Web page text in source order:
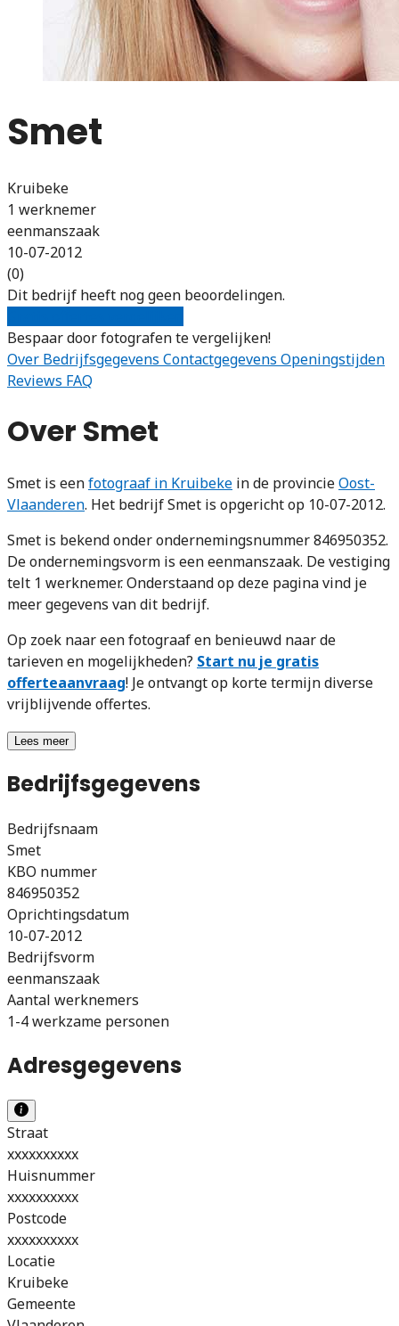
Smet
Kruibeke
1 werknemer
eenmanszaak
10-07-2012
(0)
Dit bedrijf heeft nog geen beoordelingen.
Bespaar door fotografen te vergelijken!
Over Bedrijfsgegevens Contactgegevens Openingstijden
Reviews FAQ
Over Smet
Smet is eenfotograaf in Kruibeke in de provincieOost-
Vlaanderen. Het bedrijf Smet is opgericht op 10-07-2012.
Smet is bekend onder ondernemingsnummer 846950352.
De ondernemingsvorm is een eenmanszaak. De vestiging
telt 1 werknemer. Onderstaand op deze pagina vind je
meer gegevens van dit bedrijf.
Op zoek naar een fotograaf en benieuwd naar de
tarieven en mogelijkheden? Start nu je gratis
offerteaanvraag! Je ontvangt op korte termijn diverse
vrijblijvende offertes.
Lees meer
Bedrijfsgegevens
Bedrijfsnaam
Smet
KBO nummer
846950352
Oprichtingsdatum
10-07-2012
Bedrijfsvorm
eenmanszaak
Aantal werknemers
1-4 werkzame personen
Adresgegevens
Straat
xxxxxxxxxx
Huisnummer
xxxxxxxxxx
Postcode
xxxxxxxxxx
Locatie
Kruibeke
Gemeente